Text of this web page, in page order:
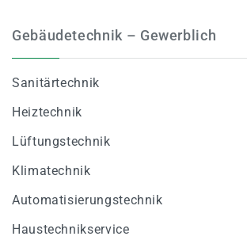
Gebäudetechnik – Gewerblich
Sanitärtechnik
Heiztechnik
Lüftungstechnik
Klimatechnik
Automatisierungstechnik
Haustechnikservice